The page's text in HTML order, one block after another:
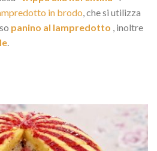
in brodo, che si utilizza
panino al lampredotto , inoltre
.